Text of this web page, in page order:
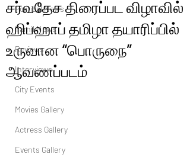
Political News
Tamil News
Reviews
Interviews
City Events
Movies Gallery
Actress Gallery
Events Gallery
சர்வதேச திரைப்பட விழாவில்
ஹிப்ஹாப் தமிழா தயாரிப்பில்
உருவான “பொருநை”
ஆவணப்படம்